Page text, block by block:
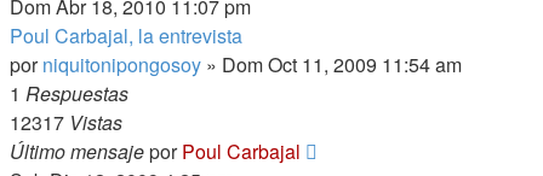
Dom Abr 18, 2010 11:07 pm
Poul Carbajal, la entrevista
porniquitonipongosoy » Dom Oct 11, 2009 11:54 am
1 Respuestas
12317 Vistas
Último mensajeporPoul Carbajal